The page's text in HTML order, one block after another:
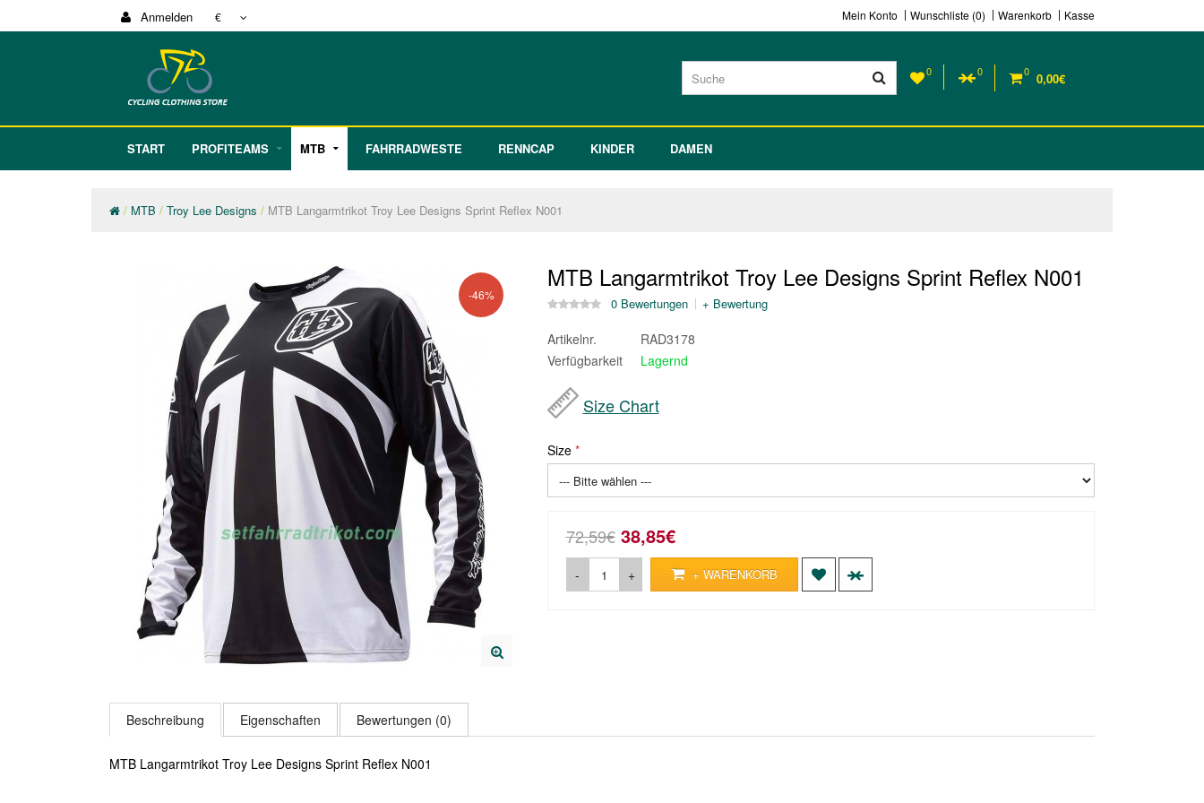
Anmelden € Mein Konto Wunschliste (0) Warenkorb Kasse
0 0 0 0,00€
START PROFITEAMS MTB FAHRRADWESTE RENNCAP KINDER DAMEN
MTB Troy Lee Designs MTB Langarmtrikot Troy Lee Designs Sprint Reflex N001
-46%
MTB Langarmtrikot Troy Lee Designs Sprint Reflex N001
0 Bewertungen + Bewertung
Artikelnr.
RAD3178
Verfügbarkeit
Lagernd
Size Chart
Size
72,59€ 38,85€
- + + WARENKORB
Beschreibung Eigenschaften Bewertungen (0)
MTB Langarmtrikot Troy Lee Designs Sprint Reflex N001